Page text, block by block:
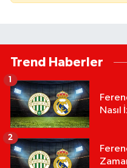
Trend Haberler
Nasıl
1
2